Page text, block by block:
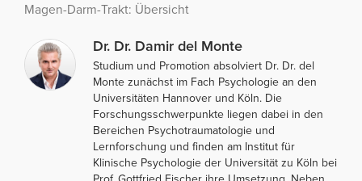
Magen-Darm-Trakt: Übersicht
Dr. Dr. Damir del Monte
Studium und Promotion absolviert Dr. Dr. del
Monte zunächst im Fach Psychologie an den
Universitäten Hannover und Köln. Die
Forschungsschwerpunkte liegen dabei in den
Bereichen Psychotraumatologie und
Lernforschung und finden am Institut für
Klinische Psychologie der Universität zu Köln bei